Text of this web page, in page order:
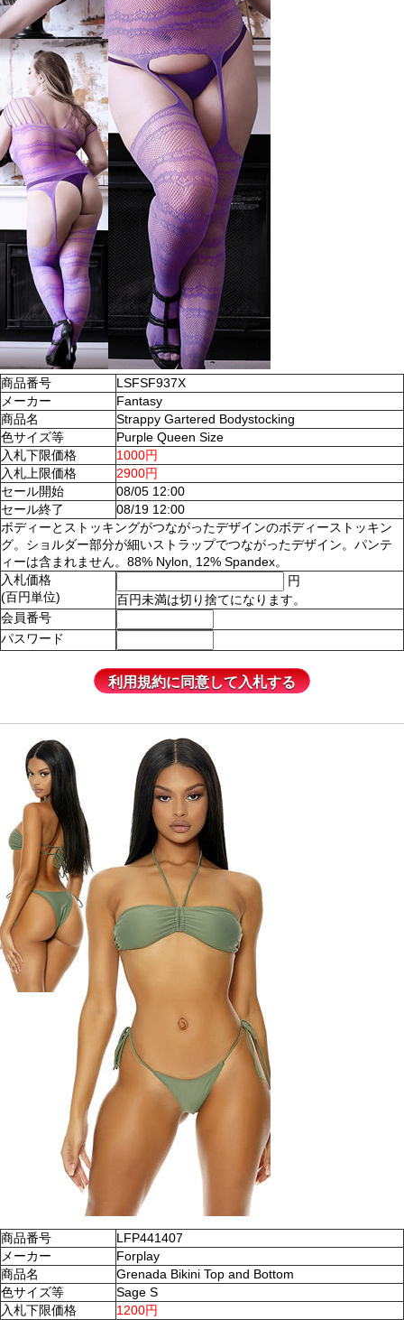
商品番号
LSFSF937X
メーカー
Fantasy
商品名
Strappy Gartered Bodystocking
色サイズ等
Purple Queen Size
入札下限価格
1000円
入札上限価格
2900円
セール開始
08/05 12:00
セール終了
08/19 12:00
ボディーとストッキングがつながったデザインのボディーストッキン
グ。ショルダー部分が細いストラップでつながったデザイン。パンテ
ィーは含まれません。88% Nylon, 12% Spandex。
入札価格
(百円単位)
円
百円未満は切り捨てになります。
会員番号
パスワード
商品番号
LFP441407
メーカー
Forplay
商品名
Grenada Bikini Top and Bottom
色サイズ等
Sage S
入札下限価格
1200円